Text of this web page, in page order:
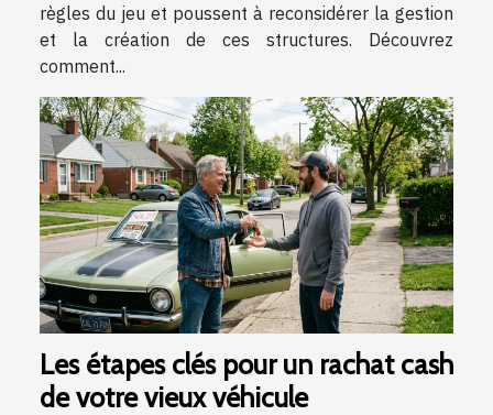
règles du jeu et poussent à reconsidérer la gestion
et la création de ces structures. Découvrez
comment...
Les étapes clés pour un rachat cash
de votre vieux véhicule